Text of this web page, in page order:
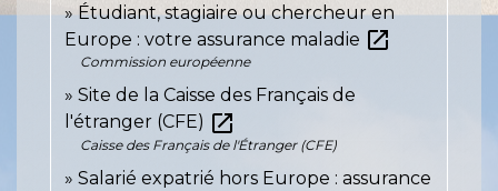
Étudiant, stagiaire ou chercheur en
Europe : votre assurance maladie open_in_new
Commission européenne
Site de la Caisse des Français de
l'étranger (CFE) open_in_new
Caisse des Français de l'Étranger (CFE)
Salarié expatrié hors Europe : assurance